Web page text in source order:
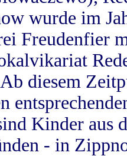
wurde im
Freudenfier
diesem
Kinder aus
- in